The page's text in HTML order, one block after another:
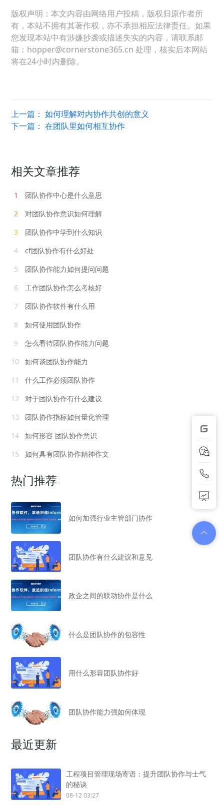
版权声明：本文内容由网络用户投稿，版权归原作者所
有，本站不拥有其著作权，亦不承担相应法律责任。如果
您发现本站中有涉嫌抄袭或描述失实的内容，请联系邮
箱：hopper@cornerstone365.cn 处理，核实后本网站
将在24小时内删除。
上一篇：如何理解对内协作共创的意义
下一篇：在团队里如何相互协作
相关文章推荐
1
团队协作中心是什么意思
2
对团队协作意识如何理解
3
团队协作中学到什么知识
4
cf团队协作有什么好处
5
团队协作能力如何提问问题
6
工作团队协作怎么考核好
7
团队协作软件有什么用
8
如何使用团队协作
9
怎么看待团队协作能力问题
10
如何谈团队协作能力
11
什么工作必须团队协作
12
对于团队协作有什么建议
13
团队协作指标如何量化管理
14
如何形容 团队协作意识
15
如何具有团队协作精神作文
热门推荐
如何加强行业主管部门协作
团队协作有什么建议和意见
政企之间的联动协作是什么
什么是团队协作的包容性
用什么形容团队协作好
团队协作能力强如何体现
最近更新
工程项目管理现场寄语：提升团队协作与士气
的秘诀
08-12 03:27